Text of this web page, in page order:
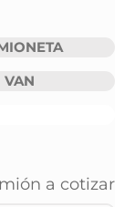
VAN
a cotizar